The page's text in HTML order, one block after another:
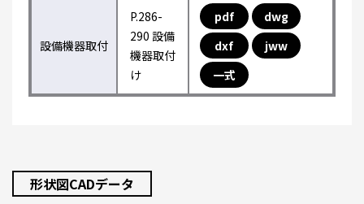
設備機器取付
P.286-
290 設備
機器取付
け
pdf
dwg
dxf
jww
一式
形状図CADデータ